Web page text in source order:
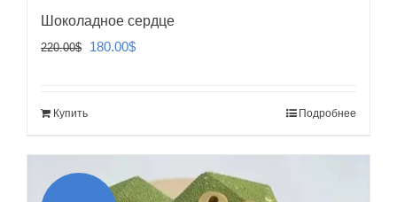
Шоколадное сердце
220.00$
Первоначальная
180.00$Текущая
Купить Подробнее